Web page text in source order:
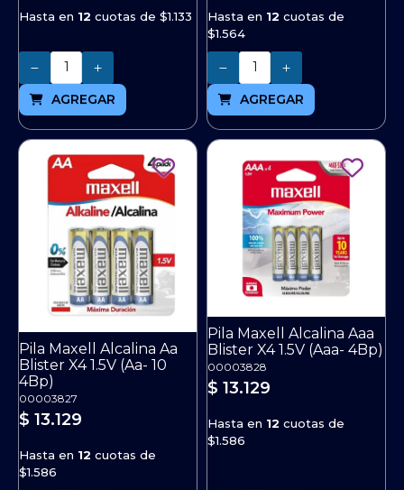
Hasta en 12 cuotas de $1.133
Cantidad
AGREGAR
Hasta en 12 cuotas de
$1.564
Cantidad
AGREGAR
Pila Maxell Alcalina Aa
Blister X4 1.5V (Aa- 10
4Bp)
00003827
$ 13.129
Hasta en 12 cuotas de
$1.586
Pila Maxell Alcalina Aaa
Blister X4 1.5V (Aaa- 4Bp)
00003828
$ 13.129
Hasta en 12 cuotas de
$1.586